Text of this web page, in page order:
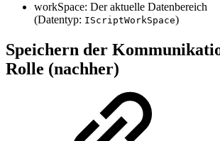
workSpace: Der aktuelle Datenbereich
(Datentyp: IScriptWorkSpace)
Speichern der
Rolle (nachher)